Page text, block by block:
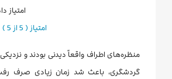
امتیاز
امتیاز ( 5 از 5 )
منظره‌های اطراف واقعاً دیدنی بودند و
گردشگری، باعث شد زمان زیادی صرف